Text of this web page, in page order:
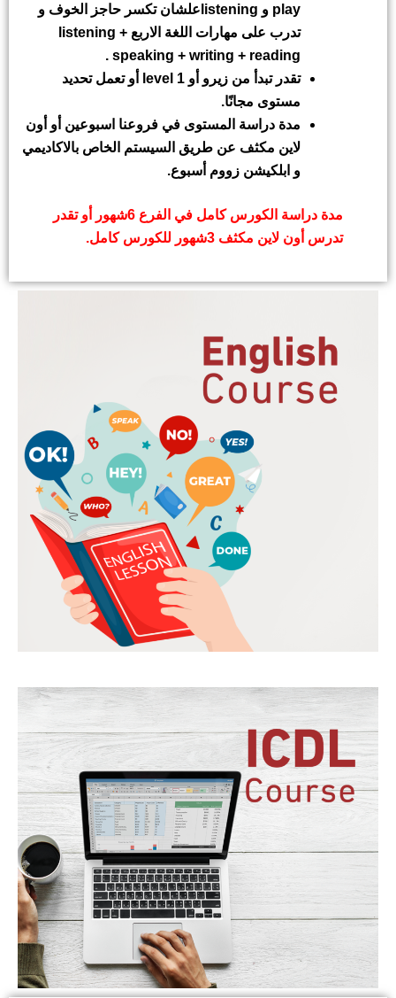
listeningعلشان تكسر حاجز الخوف
تدرب على مهارات اللغة الاربعlistening +
speaking + writing + reading
.
تقدر تبدأ من زيرو أو level 1 أو تعمل تحديد
مستوى مجانًا.
مدة دراسة المستوى في فروعنا اسبوعين أو أون
لاين مكثف عن طريق السيستم الخاص بالاكاديمي
و ابلكيشن زووم أسبوع.
مدة دراسة الكورس كامل في الفرع 6شهور أو تقدر
تدرس أون لاين مكثف 3شهور للكورس كامل.